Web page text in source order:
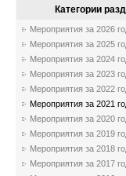
Категории
Мероприятия за 2026
Мероприятия за 2025
Мероприятия за 2024
Мероприятия за 2023
Мероприятия за 2022
Мероприятия за 2021
Мероприятия за 2020
Мероприятия за 2019
Мероприятия за 2018
Мероприятия за 2017